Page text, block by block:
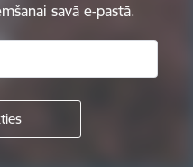
savā e-pastā.